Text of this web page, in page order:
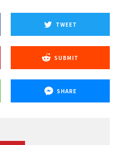
TWEET
SUBMIT
SHARE